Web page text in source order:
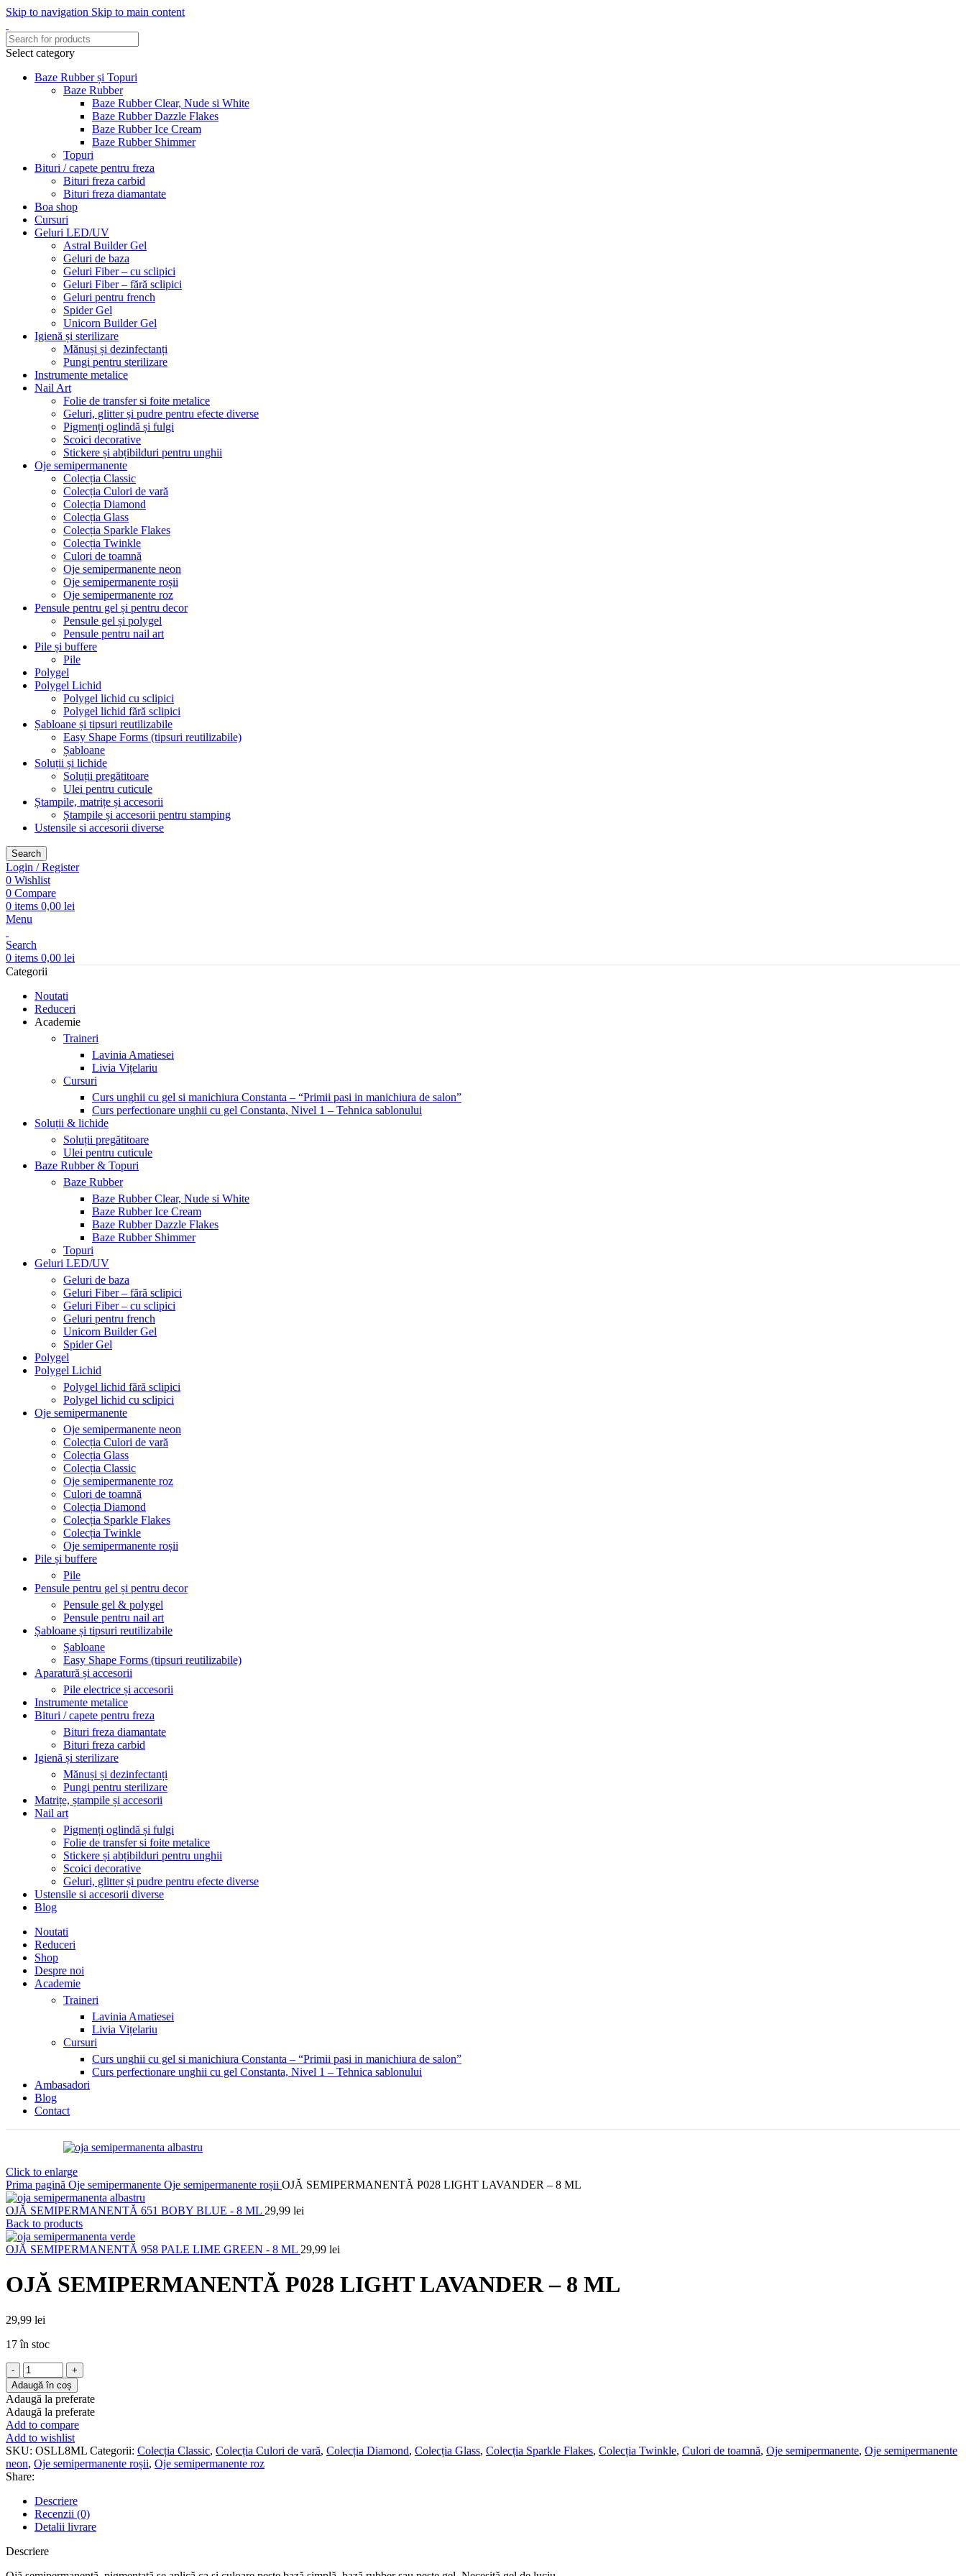
Skip to navigation Skip to main content
Select category
Baze Rubber și Topuri
Baze Rubber
Baze Rubber Clear, Nude si White
Baze Rubber Dazzle Flakes
Baze Rubber Ice Cream
Baze Rubber Shimmer
Topuri
Bituri / capete pentru freza
Bituri freza carbid
Bituri freza diamantate
Boa shop
Cursuri
Geluri LED/UV
Astral Builder Gel
Geluri de baza
Geluri Fiber – cu sclipici
Geluri Fiber – fără sclipici
Geluri pentru french
Spider Gel
Unicorn Builder Gel
Igienă și sterilizare
Mănuși și dezinfectanți
Pungi pentru sterilizare
Instrumente metalice
Nail Art
Folie de transfer si foite metalice
Geluri, glitter și pudre pentru efecte diverse
Pigmenți oglindă și fulgi
Scoici decorative
Stickere și abțibilduri pentru unghii
Oje semipermanente
Colecția Classic
Colecția Culori de vară
Colecția Diamond
Colecția Glass
Colecția Sparkle Flakes
Colecția Twinkle
Culori de toamnă
Oje semipermanente neon
Oje semipermanente roșii
Oje semipermanente roz
Pensule pentru gel și pentru decor
Pensule gel și polygel
Pensule pentru nail art
Pile și buffere
Pile
Polygel
Polygel Lichid
Polygel lichid cu sclipici
Polygel lichid fără sclipici
Șabloane și tipsuri reutilizabile
Easy Shape Forms (tipsuri reutilizabile)
Șabloane
Soluții și lichide
Soluții pregătitoare
Ulei pentru cuticule
Ștampile, matrițe și accesorii
Ștampile și accesorii pentru stamping
Ustensile si accesorii diverse
Search
Login / Register
0 Wishlist
0 Compare
0 items 0,00 lei
Menu
Search
0 items 0,00 lei
Categorii
Noutati
Reduceri
Academie
Traineri
Lavinia Amatiesei
Livia Vițelariu
Cursuri
Curs unghii cu gel si manichiura Constanta – “Primii pasi in manichiura de salon”
Curs perfectionare unghii cu gel Constanta, Nivel 1 – Tehnica sablonului
Soluții & lichide
Soluții pregătitoare
Ulei pentru cuticule
Baze Rubber & Topuri
Baze Rubber
Baze Rubber Clear, Nude si White
Baze Rubber Ice Cream
Baze Rubber Dazzle Flakes
Baze Rubber Shimmer
Topuri
Geluri LED/UV
Geluri de baza
Geluri Fiber – fără sclipici
Geluri Fiber – cu sclipici
Geluri pentru french
Unicorn Builder Gel
Spider Gel
Polygel
Polygel Lichid
Polygel lichid fără sclipici
Polygel lichid cu sclipici
Oje semipermanente
Oje semipermanente neon
Colecția Culori de vară
Colecția Glass
Colecția Classic
Oje semipermanente roz
Culori de toamnă
Colecția Diamond
Colecția Sparkle Flakes
Colecția Twinkle
Oje semipermanente roșii
Pile și buffere
Pile
Pensule pentru gel și pentru decor
Pensule gel & polygel
Pensule pentru nail art
Șabloane și tipsuri reutilizabile
Șabloane
Easy Shape Forms (tipsuri reutilizabile)
Aparatură și accesorii
Pile electrice și accesorii
Instrumente metalice
Bituri / capete pentru freza
Bituri freza diamantate
Bituri freza carbid
Igienă și sterilizare
Mănuși și dezinfectanți
Pungi pentru sterilizare
Matrițe, ștampile și accesorii
Nail art
Pigmenți oglindă și fulgi
Folie de transfer si foite metalice
Stickere și abțibilduri pentru unghii
Scoici decorative
Geluri, glitter și pudre pentru efecte diverse
Ustensile si accesorii diverse
Blog
Noutati
Reduceri
Shop
Despre noi
Academie
Traineri
Lavinia Amatiesei
Livia Vițelariu
Cursuri
Curs unghii cu gel si manichiura Constanta – “Primii pasi in manichiura de salon”
Curs perfectionare unghii cu gel Constanta, Nivel 1 – Tehnica sablonului
Ambasadori
Blog
Contact
Click to enlarge
Prima pagină Oje semipermanente Oje semipermanente roșii OJĂ SEMIPERMANENTĂ P028 LIGHT LAVANDER – 8 ML
OJĂ SEMIPERMANENTĂ 651 BOBY BLUE - 8 ML 29,99 lei
Back to products
OJĂ SEMIPERMANENTĂ 958 PALE LIME GREEN - 8 ML 29,99 lei
OJĂ SEMIPERMANENTĂ P028 LIGHT LAVANDER – 8 ML
29,99 lei
17 în stoc
Cantitate
OJĂ
SEMIPERMANENTĂ
P028
LIGHT
LAVANDER
-
8
ML
Adaugă în coș
Adaugă la preferate
Adaugă la preferate
Add to compare
Add to wishlist
SKU: OSLL8ML Categorii: Colecția Classic, Colecția Culori de vară, Colecția Diamond, Colecția Glass, Colecția Sparkle Flakes, Colecția Twinkle, Culori de toamnă, Oje semipermanente, Oje semipermanente
neon, Oje semipermanente roșii, Oje semipermanente roz
Share:
Descriere
Recenzii (0)
Detalii livrare
Descriere